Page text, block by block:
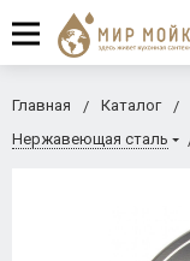
Главная Каталог
Нержавеющая сталь